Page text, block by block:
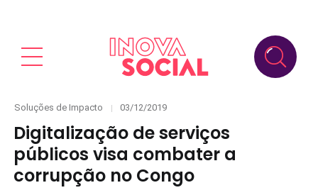
Categories
Soluções de Impacto
Posted
03/12/2019
Digitalização de serviços
públicos visa combater a
corrupção no Congo